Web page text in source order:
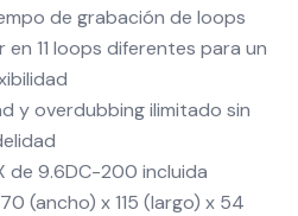
de grabación de loops
11 loops diferentes para un
y overdubbing ilimitado sin
de 9.6DC-200 incluida
(ancho) x 115 (largo) x 54